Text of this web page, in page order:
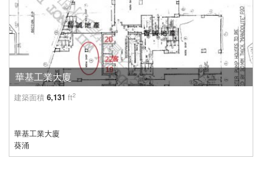
華基工業大廈
建築面積 6,131 ft2
華基工業大廈
葵涌